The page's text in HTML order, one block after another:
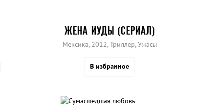
ЖЕНА ИУДЫ (СЕРИАЛ)
Мексика, 2012, Триллер, Ужасы
В избранное